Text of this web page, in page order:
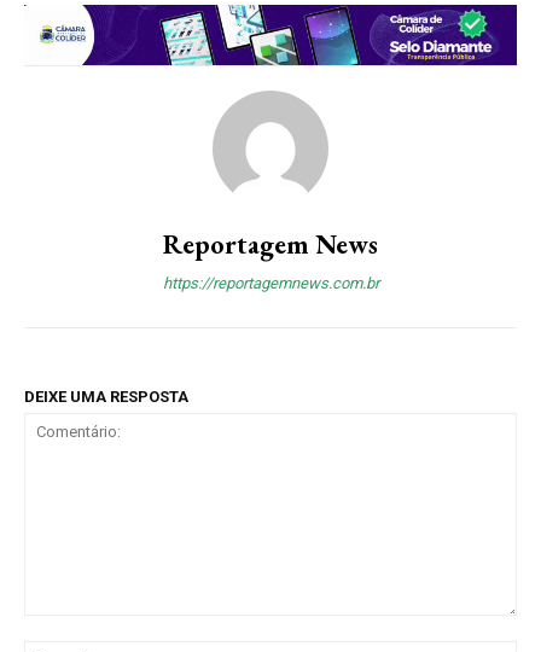
Reportagem News
https://reportagemnews.com.br
DEIXE UMA RESPOSTA